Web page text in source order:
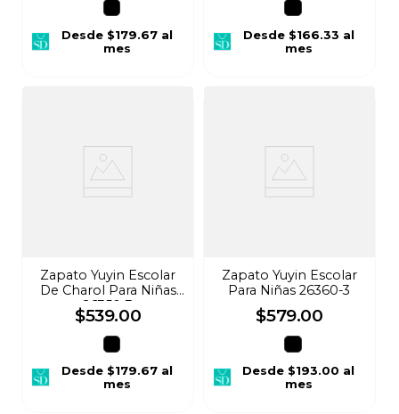
Desde $179.67 al
mes
Desde$166.33 al
mes
Zapato Yuyin Escolar
De Charol Para Niñas
26350-3
$539.00
Desde $179.67 al
mes
Zapato Yuyin Escolar
Para Niñas 26360-3
$579.00
Desde $193.00 al
mes